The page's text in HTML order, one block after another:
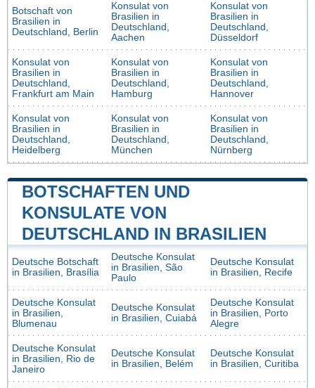
Botschaft von
Brasilien in
Deutschland, Berlin
Konsulat von
Brasilien in
Deutschland,
Aachen
Konsulat von
Brasilien in
Deutschland,
Düsseldorf
Konsulat von
Brasilien in
Deutschland,
Frankfurt am Main
Konsulat von
Brasilien in
Deutschland,
Hamburg
Konsulat von
Brasilien in
Deutschland,
Hannover
Konsulat von
Brasilien in
Deutschland,
Heidelberg
Konsulat von
Brasilien in
Deutschland,
München
Konsulat von
Brasilien in
Deutschland,
Nürnberg
BOTSCHAFTEN UND
KONSULATE VON
DEUTSCHLAND IN BRASILIEN
Deutsche Botschaft
in Brasilien, Brasília
Deutsche Konsulat
in Brasilien, São
Paulo
Deutsche Konsulat
in Brasilien, Recife
Deutsche Konsulat
in Brasilien,
Blumenau
Deutsche Konsulat
in Brasilien, Cuiabá
Deutsche Konsulat
in Brasilien, Porto
Alegre
Deutsche Konsulat
in Brasilien, Rio de
Janeiro
Deutsche Konsulat
in Brasilien, Belém
Deutsche Konsulat
in Brasilien, Curitiba